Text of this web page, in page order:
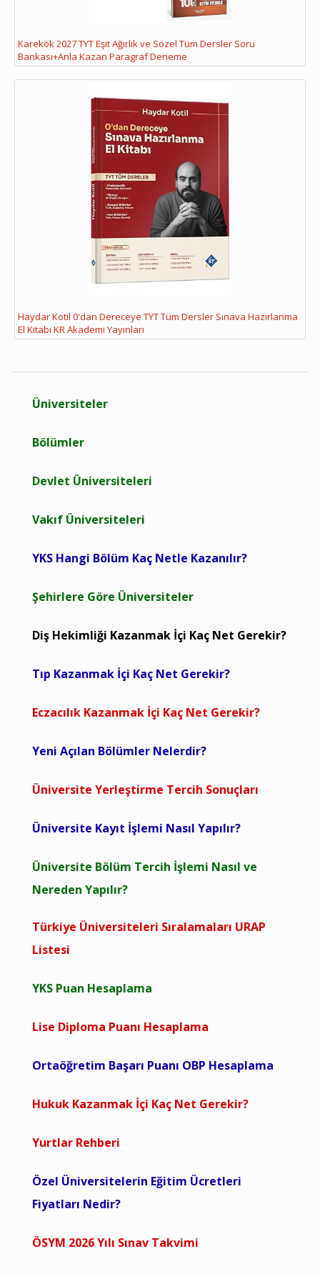
Karekök 2027 TYT Eşit Ağırlık ve Sözel Tüm Dersler Soru
Bankası+Anla Kazan Paragraf Deneme
Haydar Kotil 0'dan Dereceye TYT Tüm Dersler Sınava Hazırlanma
El Kitabı KR Akademi Yayınları
Üniversiteler
Bölümler
Devlet Üniversiteleri
Vakıf Üniversiteleri
YKS Hangi Bölüm Kaç Netle Kazanılır?
Şehirlere Göre Üniversiteler
Diş Hekimliği Kazanmak İçi Kaç Net Gerekir?
Tıp Kazanmak İçi Kaç Net Gerekir?
Eczacılık Kazanmak İçi Kaç Net Gerekir?
Yeni Açılan Bölümler Nelerdir?
Üniversite Yerleştirme Tercih Sonuçları
Üniversite Kayıt İşlemi Nasıl Yapılır?
Üniversite Bölüm Tercih İşlemi Nasıl ve
Nereden Yapılır?
Türkiye Üniversiteleri Sıralamaları URAP
Listesi
YKS Puan Hesaplama
Lise Diploma Puanı Hesaplama
Ortaöğretim Başarı Puanı OBP Hesaplama
Hukuk Kazanmak İçi Kaç Net Gerekir?
Yurtlar Rehberi
Özel Üniversitelerin Eğitim Ücretleri
Fiyatları Nedir?
ÖSYM 2026 Yılı Sınav Takvimi